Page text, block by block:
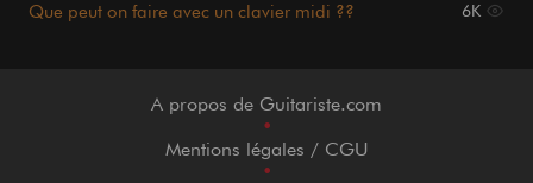
Que peut on faire avec un clavier midi ?? 6K
A propos de Guitariste.com
•
Mentions légales / CGU
•